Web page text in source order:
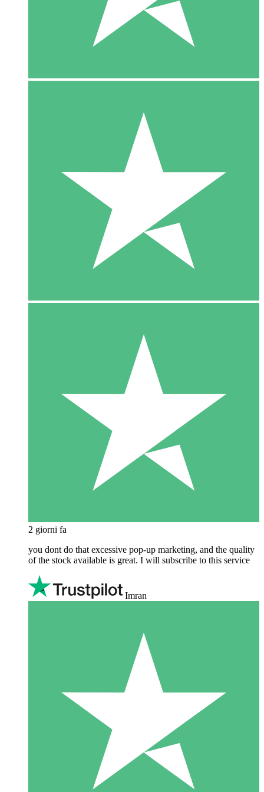
2 giorni fa
you dont do that excessive pop-up marketing, and the quality
of the stock available is great. I will subscribe to this service
Imran